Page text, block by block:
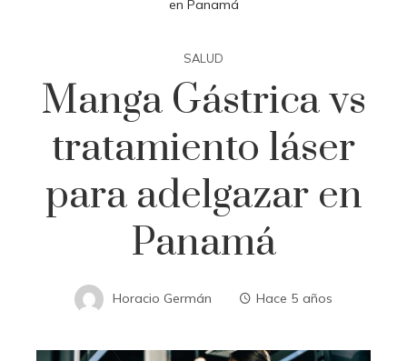
en Panamá
SALUD
Manga Gástrica vs
tratamiento láser
para adelgazar en
Panamá
Horacio Germán Hace 5 años